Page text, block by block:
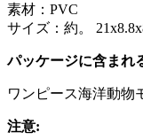
素材：PVC
サイズ：約。
パッケージに含まれ
ワンピース海洋動物
注意: